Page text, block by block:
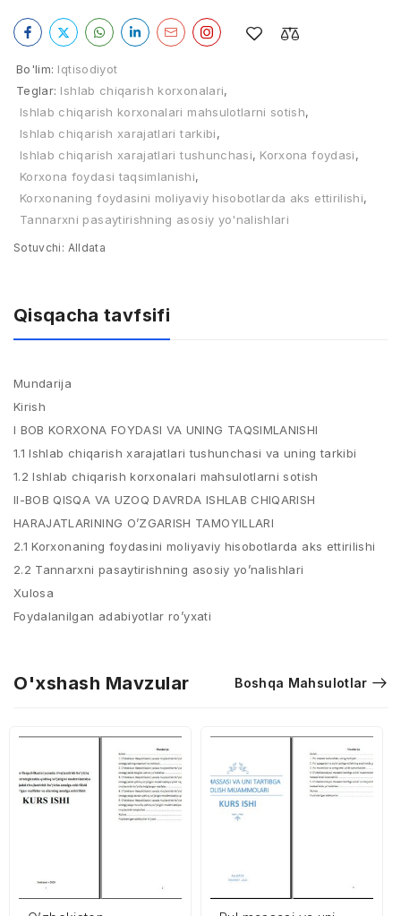
Bo'lim: Iqtisodiyot
Teglar: Ishlab chiqarish korxonalari,
Ishlab chiqarish korxonalari mahsulotlarni sotish,
Ishlab chiqarish xarajatlari tarkibi,
Ishlab chiqarish xarajatlari tushunchasi, Korxona foydasi,
Korxona foydasi taqsimlanishi,
Korxonaning foydasini moliyaviy hisobotlarda aks ettirilishi,
Tannarxni pasaytirishning asosiy yo'nalishlari
Sotuvchi: Alldata
Qisqacha tavfsifi
Mundarija
Kirish
I BOB KORXONA FOYDASI VA UNING TAQSIMLANISHI
1.1 Ishlab chiqarish xarajatlari tushunchasi va uning tarkibi
1.2 Ishlab chiqarish korxonalari mahsulotlarni sotish
II-BOB QISQA VA UZOQ DAVRDA ISHLAB CHIQARISH
HARAJATLARINING O’ZGARISH TAMOYILLARI
2.1 Korxonaning foydasini moliyaviy hisobotlarda aks ettirilishi
2.2 Tannarxni pasaytirishning asosiy yo’nalishlari
Xulosa
Foydalanilgan adabiyotlar ro’yxati
O'xshash Mavzular Boshqa Mahsulotlar